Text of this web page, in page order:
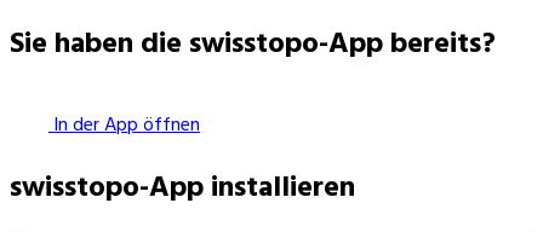
Sie haben die swisstopo-App bereits?
In der App öffnen
swisstopo-App installieren